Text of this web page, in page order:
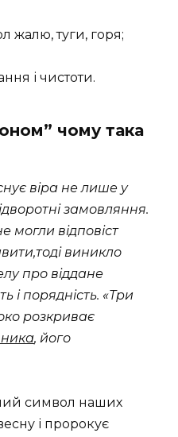
жалю, туги, горя;
і чистоти.
чому така
віра не лише у
замовляння.
могли відповіст
тоді виникло
упро віддане
і порядність. «Три
розкриває
, його
символ наших
і пророкує